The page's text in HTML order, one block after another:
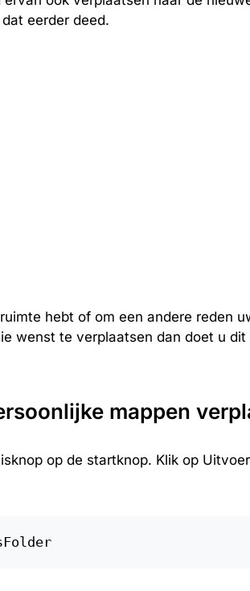
eerder deed.
hebt of om een andere reden
wenst te verplaatsen dan doet u dit
mappen
op de startknop. Klik op